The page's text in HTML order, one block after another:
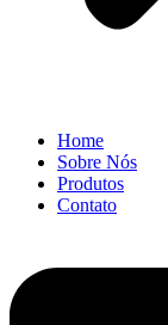
Home
Sobre Nós
Produtos
Contato